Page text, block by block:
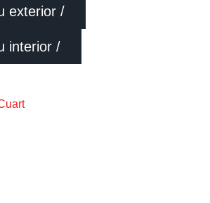
exterior /
interior /